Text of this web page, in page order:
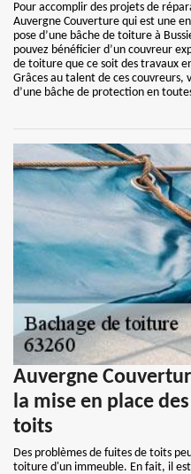
Pour accomplir des projets de
Auvergne Couverture qui est une
pose d’une bâche de toiture à
pouvez bénéficier d’un couvreur
de toiture que ce soit des travaux
Grâces au talent de ces couvreurs,
d’une bâche de protection en
Auvergne
la mise en place
toits
Des problèmes de fuites de toits
toiture d'un immeuble. En fait, il